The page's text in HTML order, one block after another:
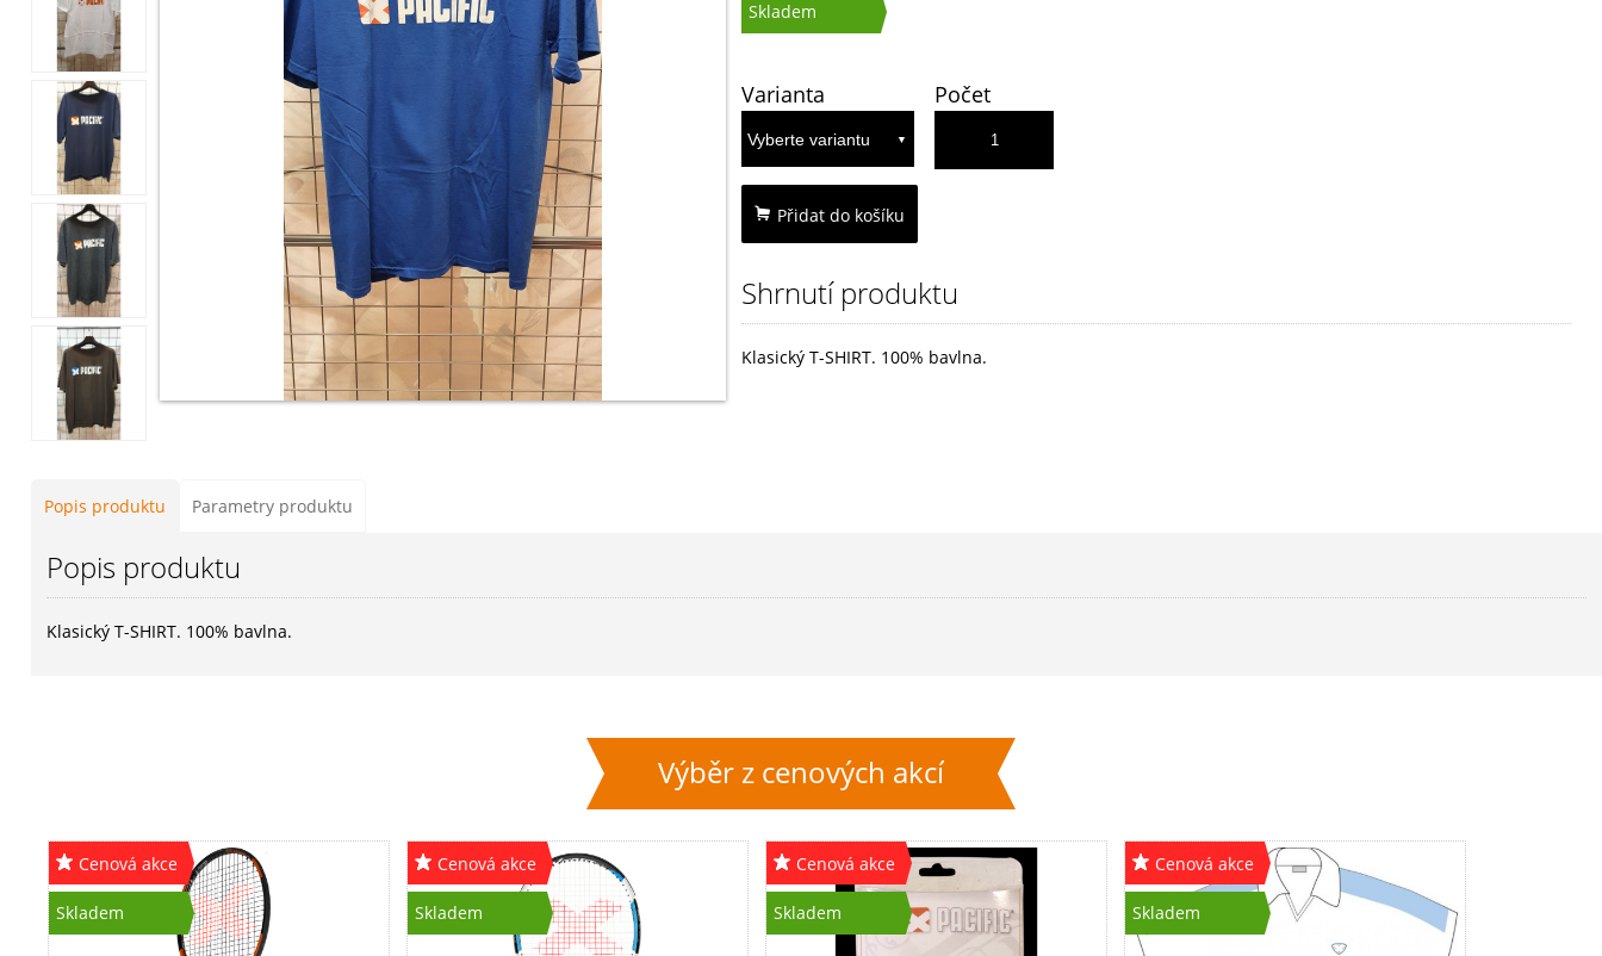
Skladem
Varianta Počet
Přidat do košíku
Shrnutí produktu
Klasický T-SHIRT. 100% bavlna.
Popis produktu Parametry produktu
Popis produktu
Klasický T-SHIRT. 100% bavlna.
Výběr z cenových akcí
Cenová akce
Skladem
Cenová akce
Skladem
Cenová akce
Skladem
Cenová akce
Skladem